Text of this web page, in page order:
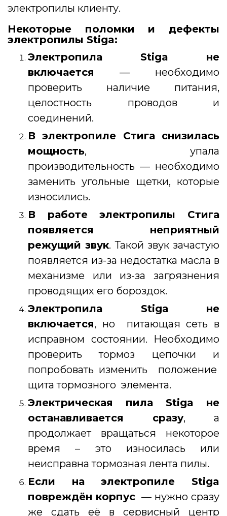
электропилы клиенту.
Некоторые поломки и дефекты
электропилы Stiga:
Электропила Stiga не
включается — необходимо
проверить наличие питания,
целостность проводов и
соединений.
В электропиле Стига снизилась
мощность, упала
производительность — необходимо
заменить угольные щетки, которые
износились.
В работе электропилы Стига
появляется неприятный
режущий звук. Такой звук зачастую
появляется из-за недостатка масла в
механизме или из-за загрязнения
проводящих его бороздок.
Электропила Stiga
не
включается, но питающая сеть в
исправном состоянии. Необходимо
проверить тормоз цепочки и
попробовать изменить положение
щита тормозного элемента.
Электрическая пила Stiga не
останавливается сразу, а
продолжает вращаться некоторое
время – это износилась или
неисправна тормозная лента пилы.
Если на электропиле Stiga
повреждён корпус — нужно сразу
же сдать её в сервисный центр